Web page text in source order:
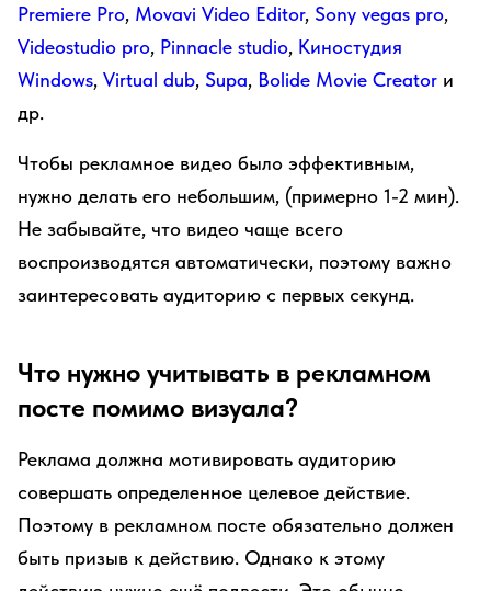
Premiere Pro, Movavi Video Editor, Sony vegas pro,
Videostudio pro, Pinnacle studio, Киностудия
Windows, Virtual dub, Supa, Bolide Movie Creator и
др.
Чтобы рекламное видео было эффективным,
нужно делать его небольшим, (примерно 1-2 мин).
Не забывайте, что видео чаще всего
воспроизводятся автоматически, поэтому важно
заинтересовать аудиторию с первых секунд.
Что нужно учитывать в рекламном
посте помимо визуала?
Реклама должна мотивировать аудиторию
совершать определенное целевое действие.
Поэтому в рекламном посте обязательно должен
быть призыв к действию. Однако к этому